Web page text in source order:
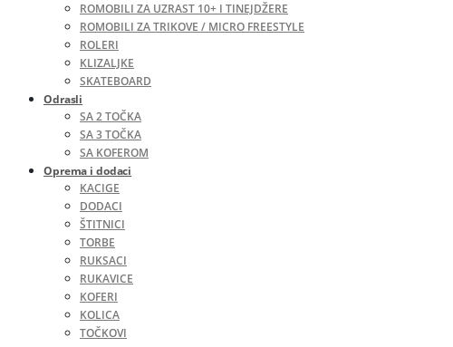
ROMOBILI ZA UZRAST 10+ I TINEJDŽERE
ROMOBILI ZA TRIKOVE / MICRO FREESTYLE
ROLERI
KLIZALJKE
SKATEBOARD
Odrasli
SA 2 TOČKA
SA 3 TOČKA
SA KOFEROM
Oprema i dodaci
KACIGE
DODACI
ŠTITNICI
TORBE
RUKSACI
RUKAVICE
KOFERI
KOLICA
TOČKOVI